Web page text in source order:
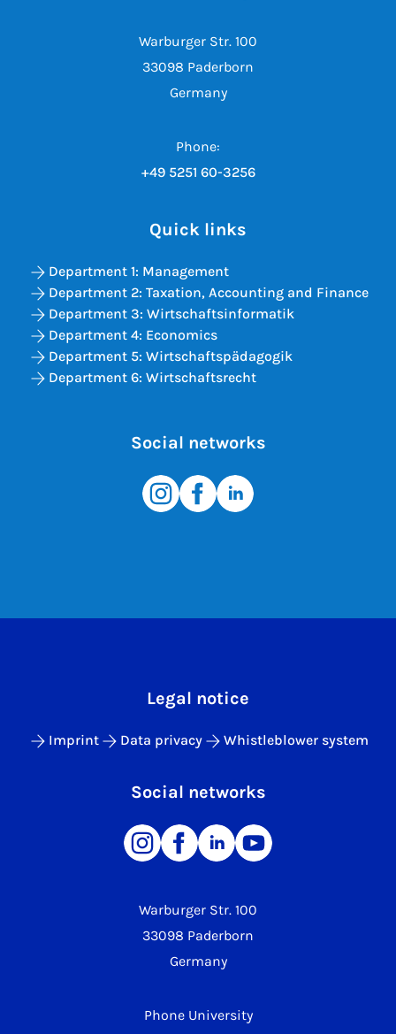
Warburger Str. 100
33098 Paderborn
Germany
Phone:
+49 5251 60-3256
Quick links
Department 1: Management
Department 2: Taxation, Accounting and Finance
Department 3: Wirtschaftsinformatik
Department 4: Economics
Department 5: Wirtschaftspädagogik
Department 6: Wirtschaftsrecht
Social networks
Warburger Str. 100
33098 Paderborn
Germany
Phone University
Legal notice
Imprint Data privacy Whistleblower system
Social networks